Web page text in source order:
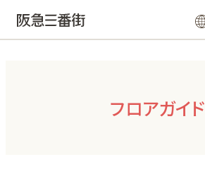
フロアガイド